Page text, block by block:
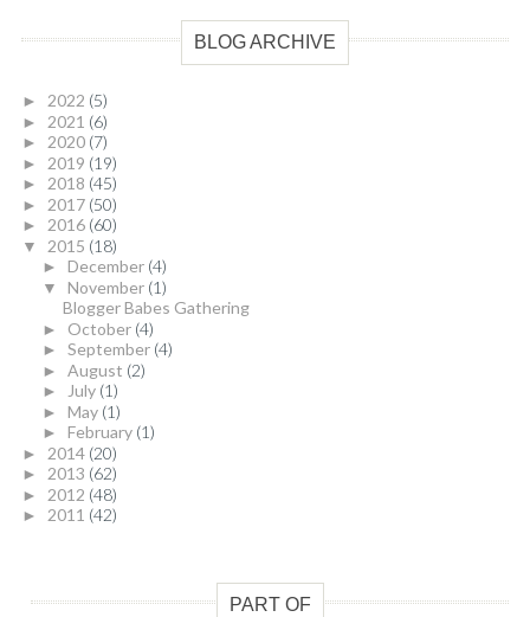
BLOG ARCHIVE
► 2022 (5)
► 2021 (6)
► 2020 (7)
► 2019 (19)
► 2018 (45)
► 2017 (50)
► 2016 (60)
▼ 2015 (18)
► December (4)
▼ November (1)
Blogger Babes Gathering
► October (4)
► September (4)
► August (2)
► July (1)
► May (1)
► February (1)
► 2014 (20)
► 2013 (62)
► 2012 (48)
► 2011 (42)
PART OF